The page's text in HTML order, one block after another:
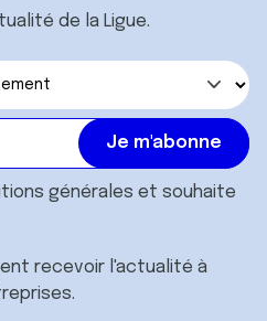
de la Ligue.
générales et souhaite
recevoir l'actualité à